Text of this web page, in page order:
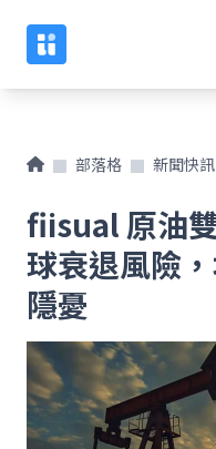
部落格 新聞快訊
fiisual 原油
球衰退風險
隱憂